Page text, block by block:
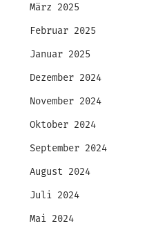
März 2025
Februar 2025
Januar 2025
Dezember 2024
November 2024
Oktober 2024
September 2024
August 2024
Juli 2024
Mai 2024